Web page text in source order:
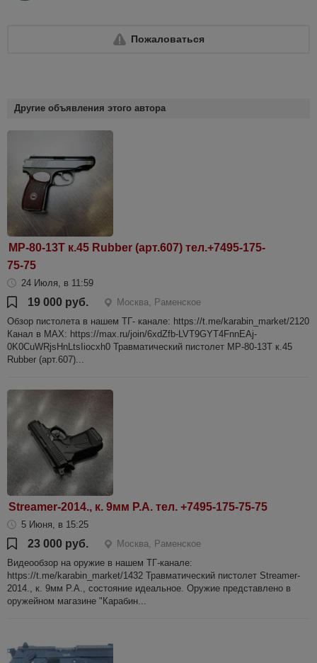
Пожаловаться
Другие объявления этого автора
МР-80-13Т к.45 Rubber (арт.607) тел.+7495-175-
75-75
24 Июля, в 11:59
19 000 руб.
Москва, Раменское
Обзор пистолета в нашем ТГ- канале: https://t.me/karabin_market/2120
Канал в МАХ: https://max.ru/join/6xdZfb-LVT9GYT4FnnEAj-
0K0CuWRjsHnLtsIiocxh0 Травматический пистолет МР-80-13Т к.45
Rubber (арт.607)...
Streamer-2014., к. 9мм Р.А. тел. +7495-175-75-75
5 Июня, в 15:25
23 000 руб.
Москва, Раменское
Видеообзор на оружие в нашем ТГ-канале:
https://t.me/karabin_market/1432 Травматический пистолет Streamer-
2014., к. 9мм Р.А., состояние идеальное. Оружие представлено в
оружейном магазине "Карабин...